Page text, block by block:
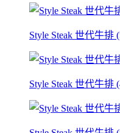
Style Steak 世代牛排
Style Steak 世代牛排